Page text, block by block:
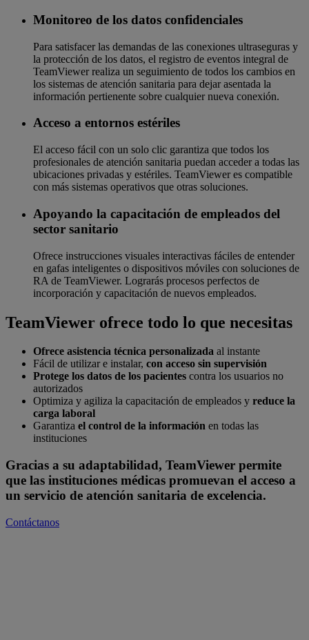
Monitoreo de los datos confidenciales
Para satisfacer las demandas de las conexiones ultraseguras y
la protección de los datos, el registro de eventos integral de
TeamViewer realiza un seguimiento de todos los cambios en
los sistemas de atención sanitaria para dejar asentada la
información pertienente sobre cualquier nueva conexión.
Acceso a entornos estériles
El acceso fácil con un solo clic garantiza que todos los
profesionales de atención sanitaria puedan acceder a todas las
ubicaciones privadas y estériles. TeamViewer es compatible
con más sistemas operativos que otras soluciones.
Apoyando la capacitación de empleados del
sector sanitario
Ofrece instrucciones visuales interactivas fáciles de entender
en gafas inteligentes o dispositivos móviles con soluciones de
RA de TeamViewer. Lograrás procesos perfectos de
incorporación y capacitación de nuevos empleados.
TeamViewer ofrece todo lo que necesitas
Ofrece asistencia técnica personalizada al instante
Fácil de utilizar e instalar, con acceso sin supervisión
Protege los datos de los pacientes contra los usuarios no
autorizados
Optimiza y agiliza la capacitación de empleados y reduce la
carga laboral
Garantiza el control de la información en todas las
instituciones
Gracias a su adaptabilidad, TeamViewer permite
que las instituciones médicas promuevan el acceso a
un servicio de atención sanitaria de excelencia.
Contáctanos